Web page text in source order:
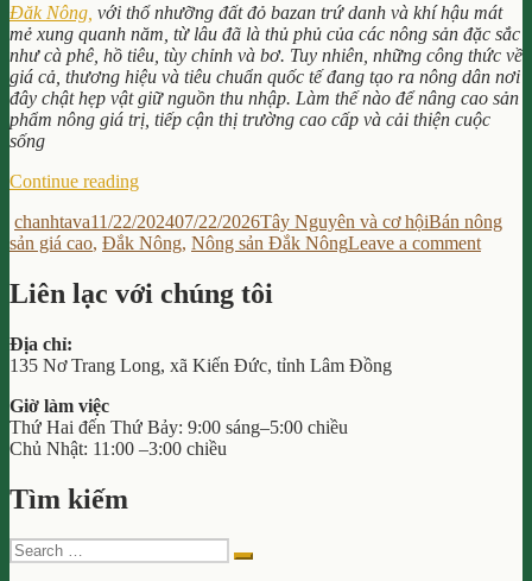
Đăk Nông, với thổ nhưỡng đất đỏ bazan trứ danh và khí hậu mát
mẻ xung quanh năm, từ lâu đã là thủ phủ của các nông sản đặc sắc
như cà phê, hồ tiêu, tùy chỉnh và bơ. Tuy nhiên, những công thức về
giá cả, thương hiệu và tiêu chuẩn quốc tế đang tạo ra nông dân nơi
đây chật hẹp vật giữ nguồn thu nhập. Làm thế nào để nâng cao sản
phẩm nông giá trị, tiếp cận thị trường cao cấp và cải thiện cuộc
sống
Continue reading“Chiến
Bán
Nông
Giá
Cao:
Thu
Cho
Nông
Dân
Author
chanhtavaPosted
on
11/22/202407/22/2026Categories
Tây Nguyên và cơ hộiTags
Bán nông
sản giá cao, Đắk Nông, Nông sản Đắk NôngLeave a commenton
Liên lạc với chúng tôi
Địa chỉ:
135 Nơ Trang Long, xã Kiến Đức, tỉnh Lâm Đồng
Giờ làm việc
Thứ Hai đến Thứ Bảy: 9:00 sáng–5:00 chiều
Chủ Nhật: 11:00 –3:00 chiều
Tìm kiếm
Search
for:
Search